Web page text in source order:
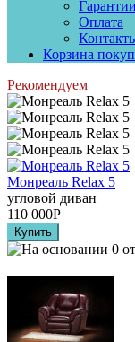
Гарантии
Оплата
Корзина
Рекомендуем
Монреаль Relax 5
угловой диван
110 000Р